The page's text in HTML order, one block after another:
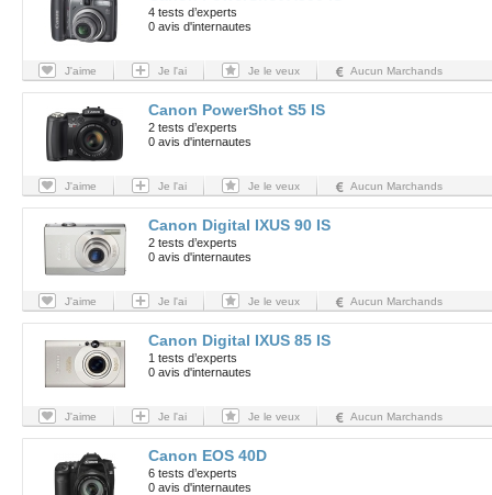
4 tests d’experts
0 avis d'internautes
J'aime Je l'ai Je le veux Aucun Marchands
Canon PowerShot S5 IS
2 tests d’experts
0 avis d'internautes
J'aime Je l'ai Je le veux Aucun Marchands
Canon Digital IXUS 90 IS
2 tests d’experts
0 avis d'internautes
J'aime Je l'ai Je le veux Aucun Marchands
Canon Digital IXUS 85 IS
1 tests d’experts
0 avis d'internautes
J'aime Je l'ai Je le veux Aucun Marchands
Canon EOS 40D
6 tests d’experts
0 avis d'internautes